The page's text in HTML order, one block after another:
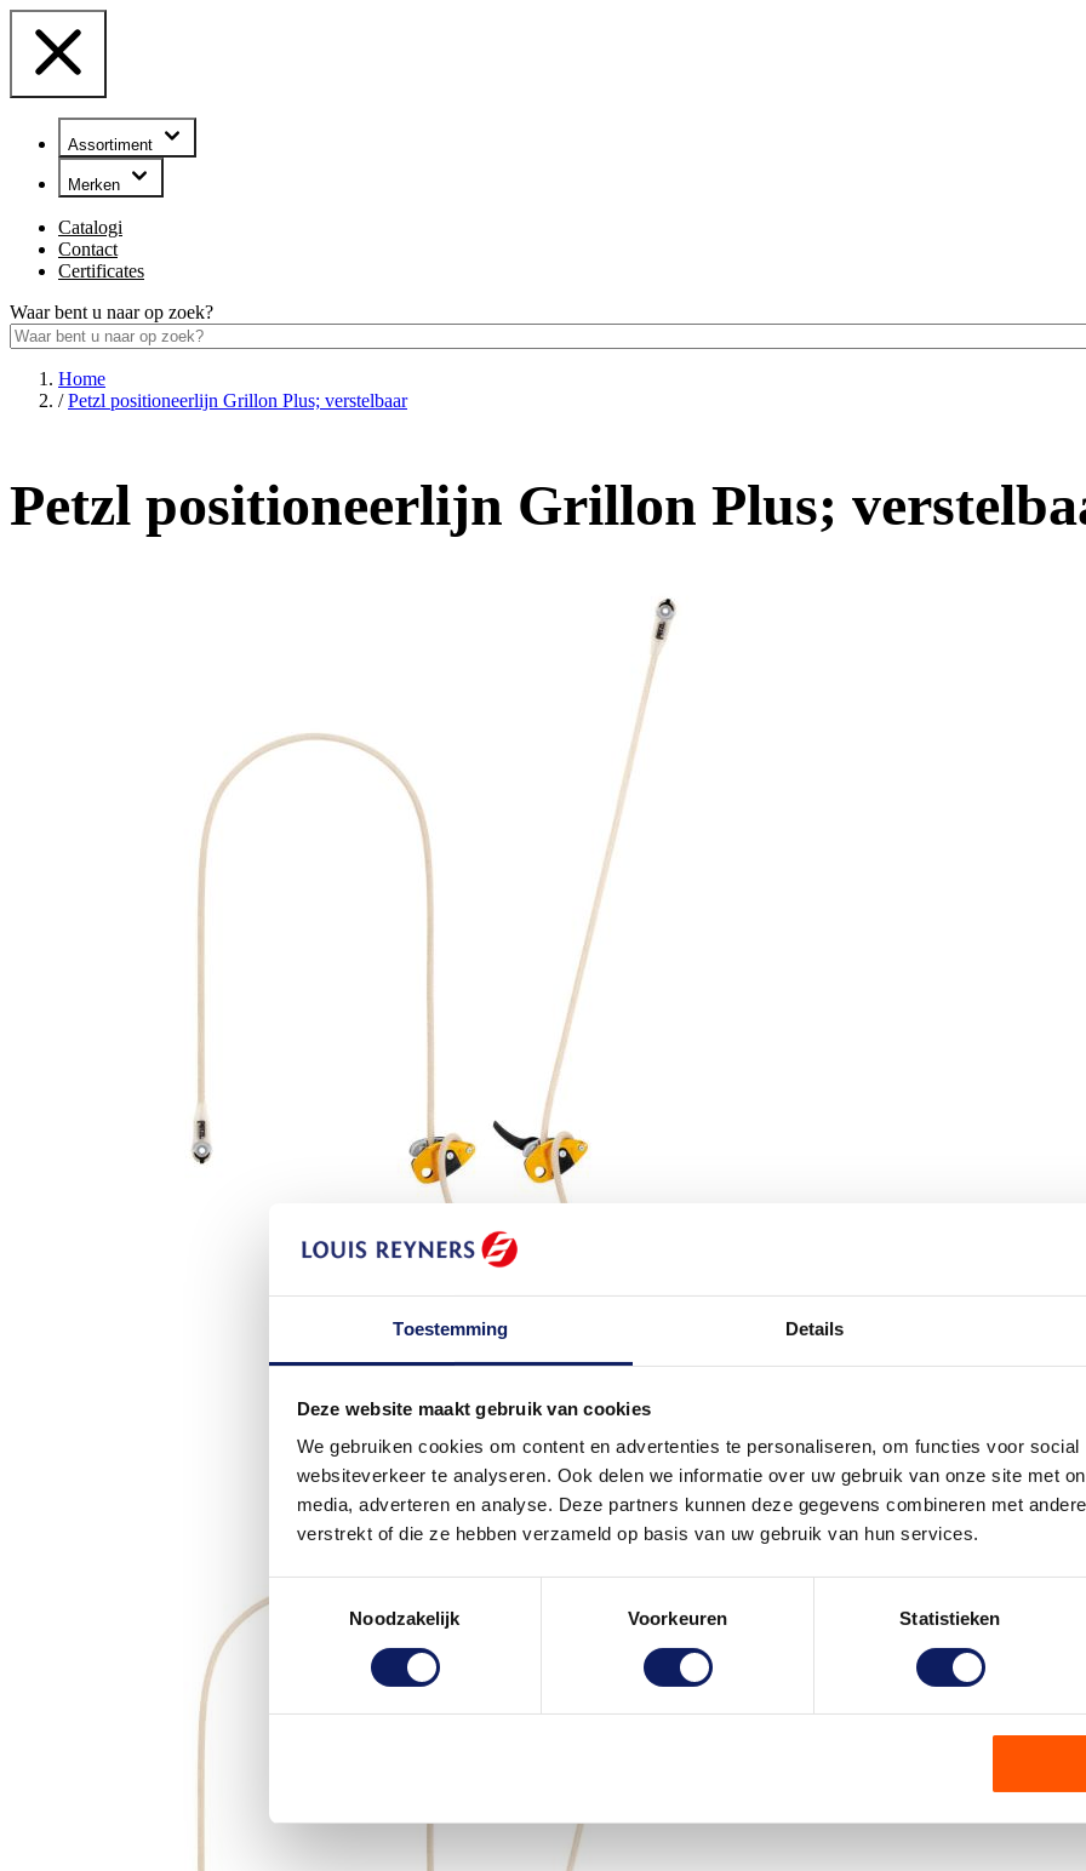
Toestemming Details
Deze website maakt gebruik van cookies
We gebruiken cookies om content en advertenties te personaliseren, om functies voor
websiteverkeer te analyseren. Ook delen we informatie over uw gebruik van onze site met
media, adverteren en analyse. Deze partners kunnen deze gegevens combineren met
verstrekt of die ze hebben verzameld op basis van uw gebruik van hun services.
Noodzakelijk
Voorkeuren Statistieken
Assortiment
Merken
Catalogi
Contact
Certificates
Waar bent u naar op zoek?
Home
/ Petzl positioneerlijn Grillon Plus; verstelbaar
Petzl positioneerlijn Grillon Plus;